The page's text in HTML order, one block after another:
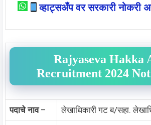
व्हाट्सअँप वर सरकारी नोकरी
Rajyaseva Hakka
Recruitment 2024
पदाचे नाव– लेखाधिकारी गट ब/सहा.